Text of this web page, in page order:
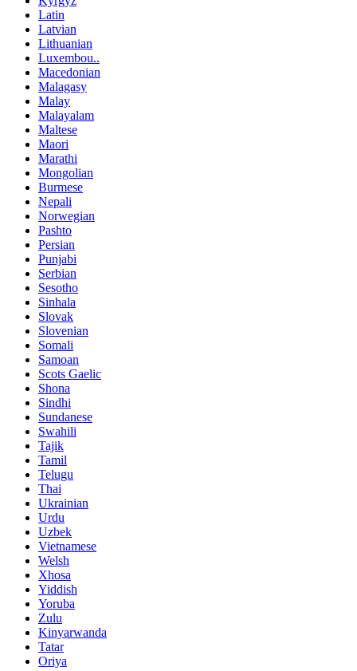
Latin
Latvian
Lithuanian
Luxembou..
Macedonian
Malagasy
Malay
Malayalam
Maltese
Maori
Marathi
Mongolian
Burmese
Nepali
Norwegian
Pashto
Persian
Punjabi
Serbian
Sesotho
Sinhala
Slovak
Slovenian
Somali
Samoan
Scots Gaelic
Shona
Sindhi
Sundanese
Swahili
Tajik
Tamil
Telugu
Thai
Ukrainian
Urdu
Uzbek
Vietnamese
Welsh
Xhosa
Yiddish
Yoruba
Zulu
Kinyarwanda
Tatar
Oriya